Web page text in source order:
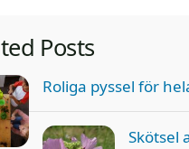
Posts
Roliga pyssel för
Skötsel